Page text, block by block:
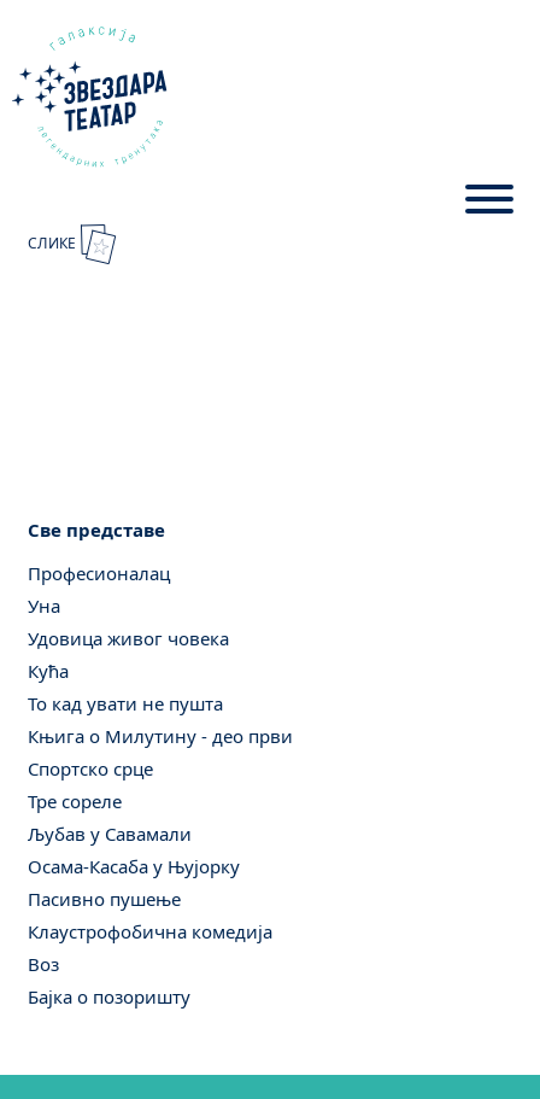
Све представе
Професионалац
Уна
Удовица живог човека
Кућа
То кад увати не пушта
Књига о Милутину - део први
Спортско срце
Тре сореле
Љубав у Савамали
Осама-Касаба у Њујорку
Пасивно пушење
Клаустрофобична комедија
Воз
Бајка о позоришту
СЛИКЕ